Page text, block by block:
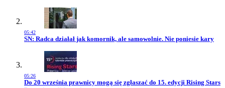
05:42
Przejdź do artykułu:
SN: Radca działał jak komornik, ale samowolnie. Nie poniesie kary
05:26
Przejdź do artykułu:
Do 20 września prawnicy mogą się zgłaszać do 15. edycji Rising Stars